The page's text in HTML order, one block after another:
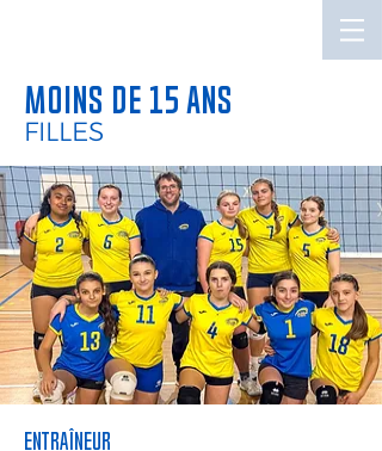
moins de 15 ans
FILLES
entraîneur